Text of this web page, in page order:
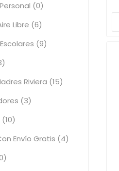
(0)
Libre (6)
(9)
Riviera (15)
(3)
Envío Gratis (4)